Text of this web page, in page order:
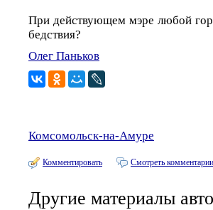
При действующем мэре любой
бедствия?
Олег Паньков
Комсомольск-на-Амуре
Комментировать Смотреть
Другие материалы